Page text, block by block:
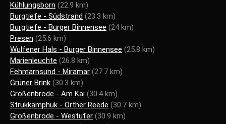
Kühlungsborn (22.9 km)
Burgtiefe - Südstrand (23.3 km)
Burgtiefe - Burger Binnensee (24 km)
Presen (25.6 km)
Wulfener Hals - Burger Binnensee (25.8 km)
Marienleuchte (26.8 km)
Fehmarnsund - Miramar (27.7 km)
Grüner Brink (30.3 km)
Großenbrode - Am Kai (30.4 km)
Strukkamphuk - Orther Reede (30.7 km)
Großenbrode - Westufer (30.9 km)